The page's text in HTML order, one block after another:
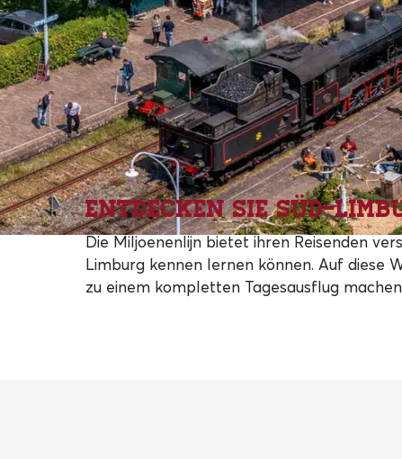
Entdecken Sie Süd-
Die Miljoenenlijn bietet ihren Reisenden
Limburg kennen lernen können. Auf diese
zu einem kompletten Tagesausflug